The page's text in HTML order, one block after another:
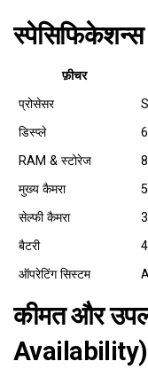
स्पेसिफिकेशन्स
फ़ीचर
प्रोसेसर
डिस्प्ले
RAM & स्टोरेज
मुख्य कैमरा
सेल्फी कैमरा
बैटरी
ऑपरेटिंग सिस्टम
कीमत और
Availability)